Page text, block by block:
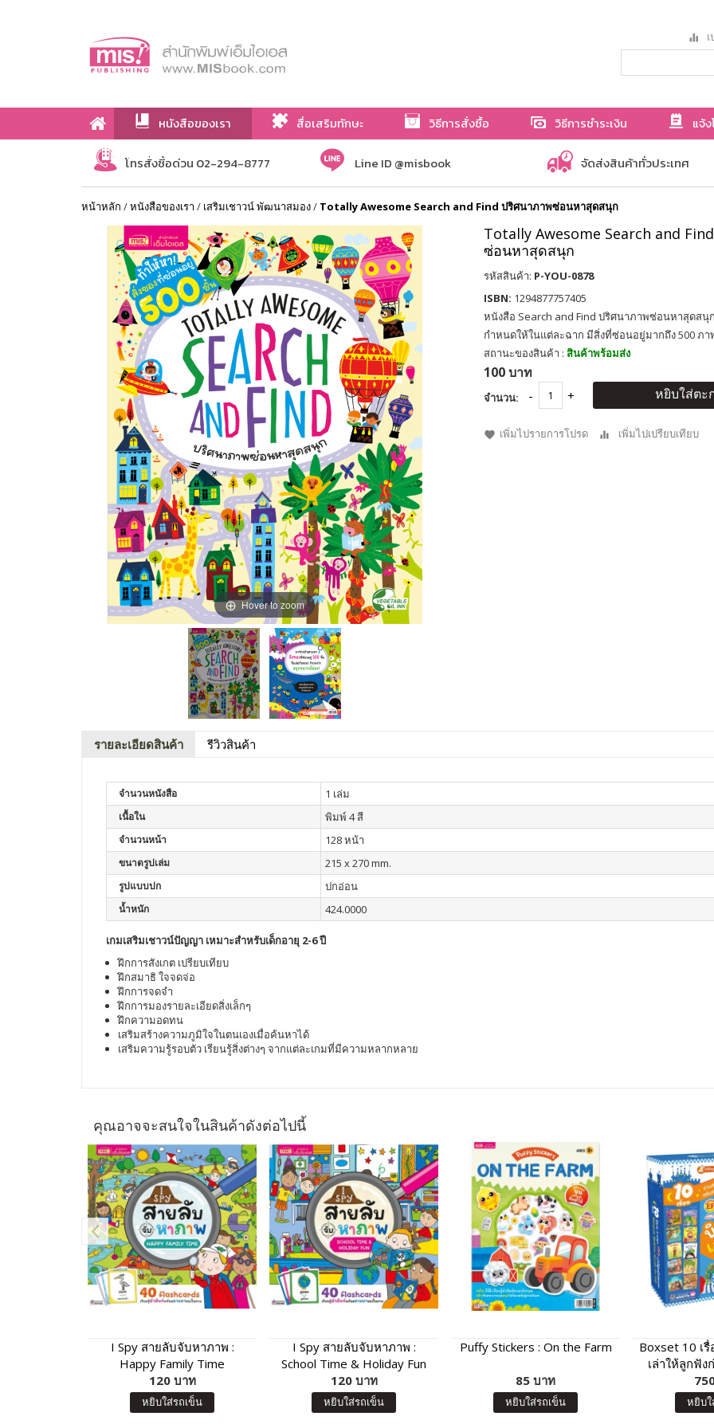
หนังสือของเรา สื่อเสริมทักษะ วิธีการสั่งซื้อ วิธีการชำระเงิน แจ้
เกี่ยวกับเรา
โทรสั่งซื้อด่วน 02-294-8777 Line ID @misbook จัดส่งสินค้าทั่วประเทศ
หน้าหลัก /หนังสือของเรา / เสริมเชาวน์ พัฒนาสมอง/ Totally Awesome Search and Find ปริศนาภาพซ่อนหาสุดสนุก
Hover to zoom
Totally Awesome Search and
ซ่อนหาสุดสนุก
รหัสสินค้า: P-YOU-0878
ISBN: 1294877757405
หนังสือ Search and Find ปริศนาภาพซ่อนหาสุดสนุ
กำหนดให้ในแต่ละฉาก มีสิ่งที่ซ่อนอยู่มากถึง 500 ภา
สถานะของสินค้า : สินค้าพร้อมส่ง
100 บาท
จำนวน: หยิบใส่ตะ
เพิ่มไปรายการโปรด เพิ่มไปเปรียบเทียบ
รายละเอียดสินค้า รีวิวสินค้า
จำนวนหนังสือ 1 เล่ม
เนื้อใน พิมพ์ 4 สี
จำนวนหน้า 128 หน้า
ขนาดรูปเล่ม 215 x 270 mm.
รูปแบบปก ปกอ่อน
น้ำหนัก 424.0000
เกมเสริมเชาวน์ปัญญา เหมาะสำหรับเด็กอายุ 2-6 ปี
ฝึกการสังเกต เปรียบเทียบ
ฝึกสมาธิ ใจจดจ่อ
ฝึกการจดจำ
ฝึกการมองรายละเอียดสิ่งเล็กๆ
ฝึกความอดทน
เสริมสร้างความภูมิใจในตนเองเมื่อค้นหาได้
เสริมความรู้รอบตัว เรียนรู้สิ่งต่างๆ จากแต่ละเกมที่มีความหลากหลาย
คุณอาจจะสนใจในสินค้าดังต่อไปนี้
I Spy สายลับจับหาภาพ :
Happy Family Time
120 บาท
หยิบใส่รถเข็น
I Spy สายลับจับหาภาพ :
School Time & Holiday Fun
120 บาท
หยิบใส่รถเข็น
Puffy Stickers : On the Farm
85 บาท
หยิบใส่รถเข็น
Boxset 10 เ
เล่าให้ลูกฟั
หยิบใ